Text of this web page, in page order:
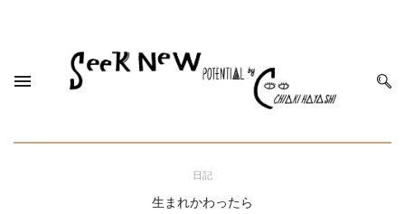
日記
生まれかわったら